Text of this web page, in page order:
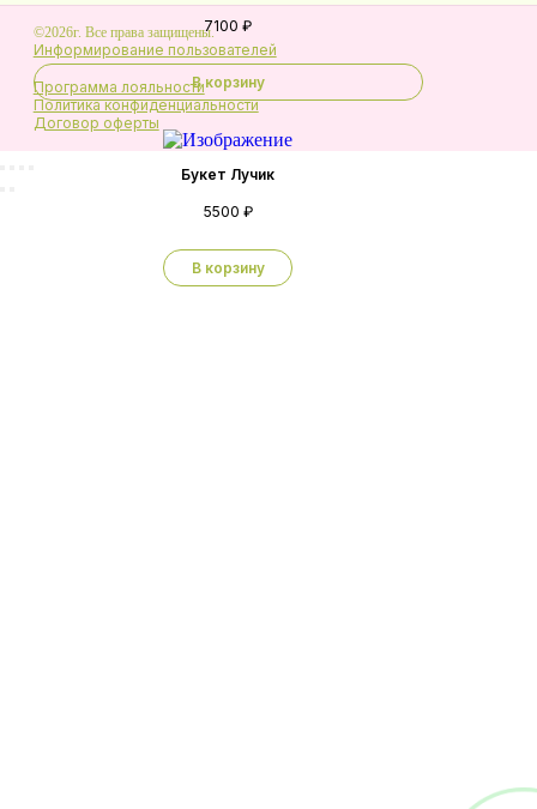
7100 ₽
В корзину
Букет Лучик
5500 ₽
В корзину
©2026г. Все права защищены.
Информирование пользователей
Программа лояльности
Политика конфиденциальности
Договор оферты